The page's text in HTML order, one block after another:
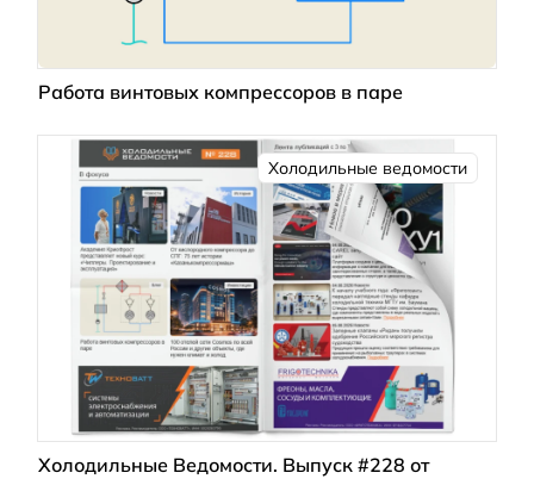
Работа винтовых компрессоров в паре
Холодильные ведомости
Холодильные Ведомости. Выпуск #228 от